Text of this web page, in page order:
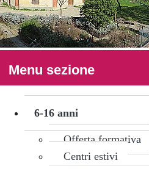
6-
16
Menu sezione
6-16 anni
Offerta formativa
Centri estivi